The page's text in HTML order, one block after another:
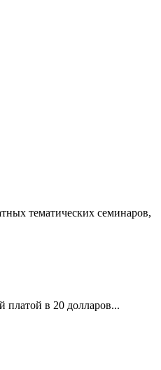
тематических семинаров,
платой в 20 долларов...